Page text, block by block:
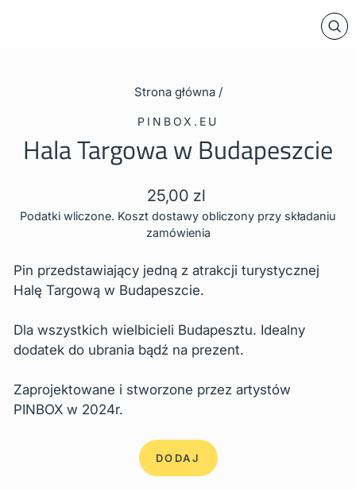
Strona główna /
PINBOX.EU
Hala Targowa w Budapeszcie
Cena
regularna
25,00 zl
Podatki wliczone. Koszt dostawy obliczony przy składaniu
zamówienia
Pin przedstawiający jedną z atrakcji turystycznej
Halę Targową w Budapeszcie.
Dla wszystkich wielbicieli Budapesztu. Idealny
dodatek do ubrania bądź na prezent.
Zaprojektowane i stworzone przez artystów
PINBOX w 2024r.
DODAJ